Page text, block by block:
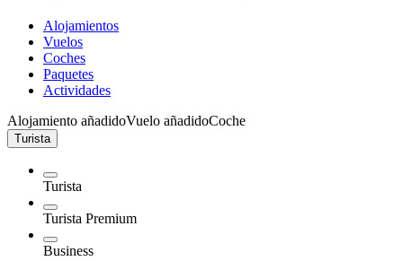
Alojamientos
Vuelos
Coches
Paquetes
Actividades
Alojamiento añadidoVuelo añadidoCoche
Turista
Turista
Turista Premium
Business